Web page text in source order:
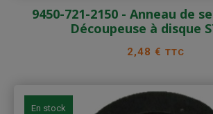
9450-721-2150 - Anneau de
Découpeuse à disque
Prix
2,48 € TTC
En stock